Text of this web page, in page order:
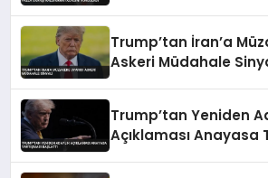
Trump’tan İran’a
Askeri Müdahale
Trump’tan Yeniden
Açıklaması Anayasa